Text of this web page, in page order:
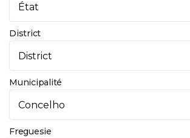
District
Municipalité
Freguesie